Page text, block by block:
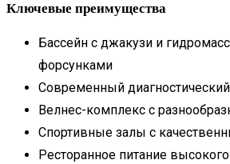
Ключевые преимущества
Бассейн с джакузи и
форсунками
Современный
Велнес-комплекс с
Спортивные залы с
Ресторанное питание